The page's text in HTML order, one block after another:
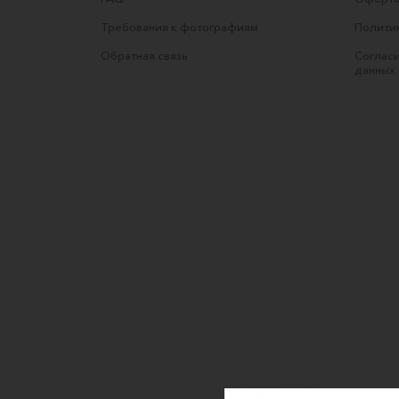
Требования к фотографиям
Обратная связь
данных